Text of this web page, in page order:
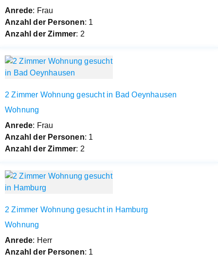
Anrede: Frau
Anzahl der Personen: 1
Anzahl der Zimmer: 2
2 Zimmer Wohnung gesucht in Bad Oeynhausen
Wohnung
Anrede: Frau
Anzahl der Personen: 1
Anzahl der Zimmer: 2
2 Zimmer Wohnung gesucht in Hamburg
Wohnung
Anrede: Herr
Anzahl der Personen: 1